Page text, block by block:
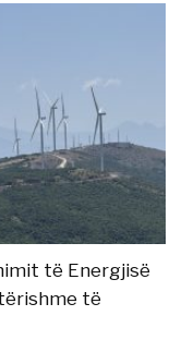
të Energjisë
të